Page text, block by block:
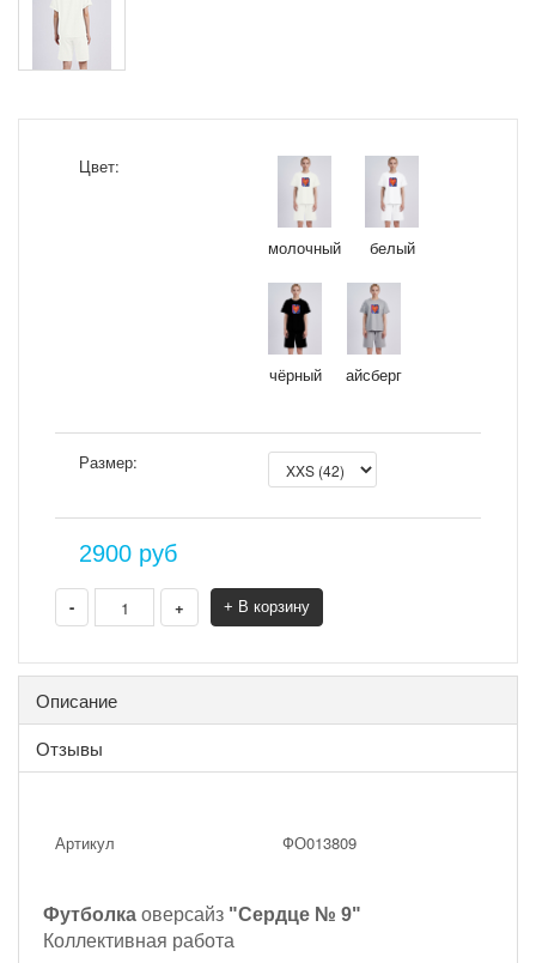
Цвет:
молочный белый
чёрный айсберг
Размер:
2900 руб
- + + В корзину
Описание
Отзывы
Артикул ФО013809
Футболка оверсайз "Сердце № 9"
Коллективная работа